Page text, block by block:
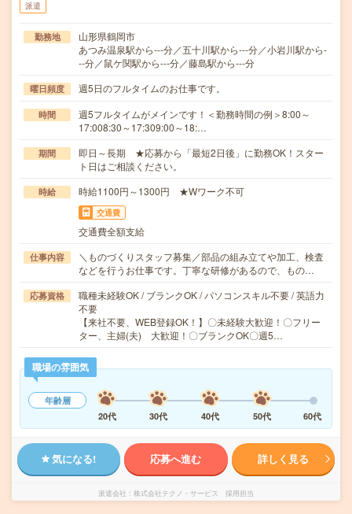
派遣
勤務地
山形県鶴岡市
あつみ温泉駅から---分／五十川駅から---分／小岩川駅から-
--分／鼠ケ関駅から---分／藤島駅から---分
曜日頻度 週5日のフルタイムのお仕事です。
時間
週5フルタイムがメインです！＜勤務時間の例＞8:00～
17:008:30～17:309:00～18:…
期間
即日～長期 ★応募から「最短2日後」に勤務OK！スター
ト日はご相談ください。
時給 時給1100円～1300円 ★Wワーク不可
交通費
交通費全額支給
仕事内容
＼ものづくりスタッフ募集／部品の組み立てや加工、検査
などを行うお仕事です。丁寧な研修があるので、もの…
応募資格
職種未経験OK / ブランクOK / パソコンスキル不要 / 英語力
不要
【来社不要、WEB登録OK！】〇未経験大歓迎！〇フリー
ター、主婦(夫) 大歓迎！〇ブランクOK〇週5…
職場の雰囲気
年齢層
20代
30代 40代 50代 60代
気になる! 応募へ進む 詳しく見る
派遣会社 株式会社テクノ・サービス 採用担当